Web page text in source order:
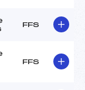
FFS
FFS